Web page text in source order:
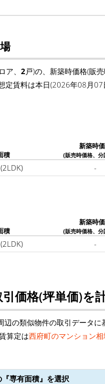
ア、 2 戸)の、新築時価格(販
定賃料は本日(2026年08月
積
新築時
(販売時価格、
(2LDK) -
積
新築時
(販売時価格、
(2LDK) -
価格(坪単価)を
辺の類似物件の取引データ
算定は西府町のマンション
専有面積』を選択